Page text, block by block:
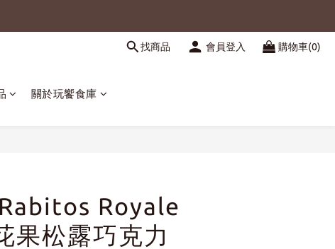
找商品 會員登入 購物車(0)
關於玩饗食庫
Royale
果松露巧克力